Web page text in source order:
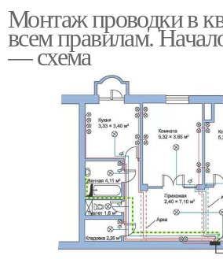
Монтаж проводки в
всем правилам.
— схема